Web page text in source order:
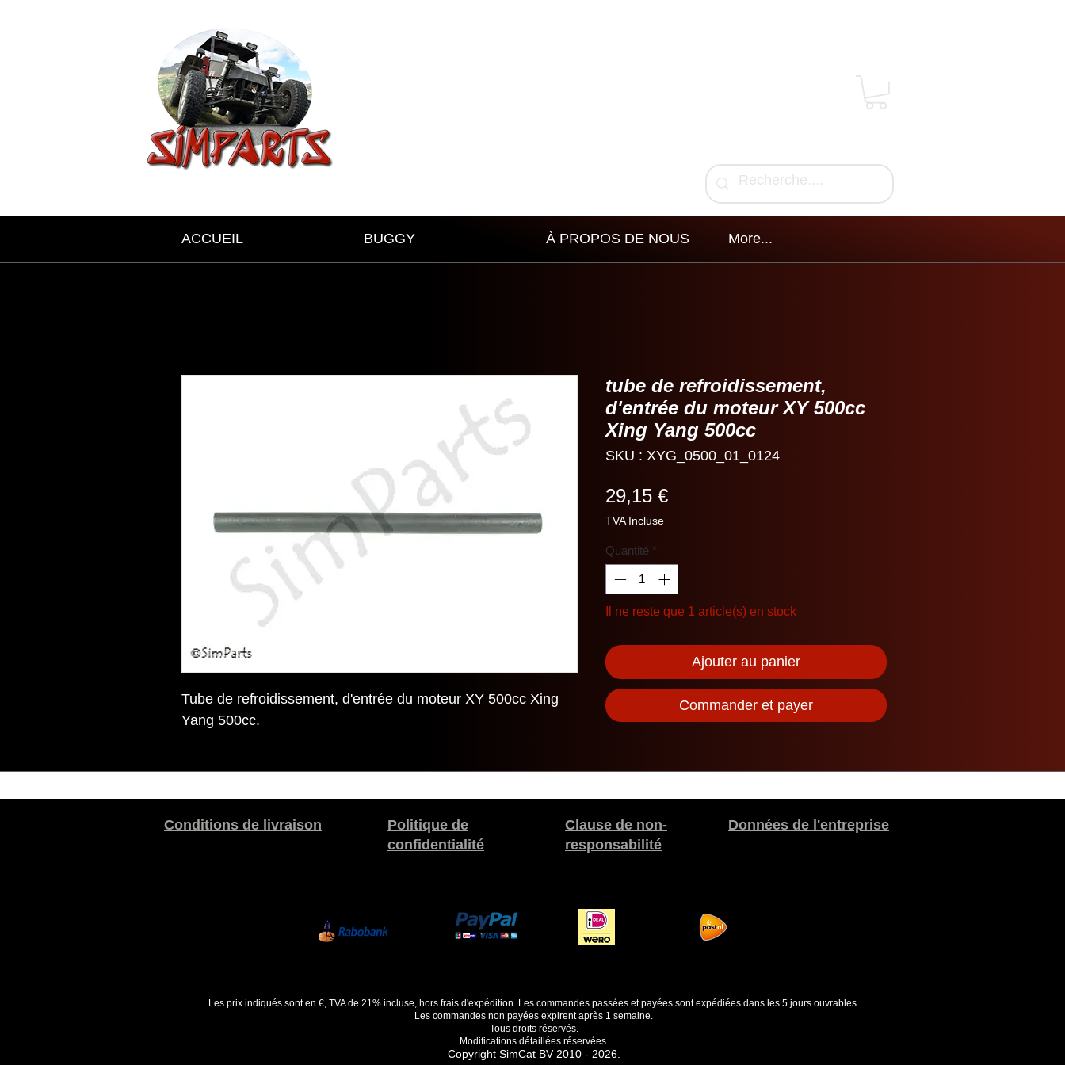
ACCUEIL BUGGY À PROPOS DE NOUS More...
Tube de refroidissement, d'entrée du moteur XY 500cc Xing
Yang 500cc.
tube de refroidissement,
d'entrée du moteur XY 500cc
Xing Yang 500cc
SKU : XYG_0500_01_0124
29,15 €Prix
TVA Incluse
Quantité *
Il ne reste que 1 article(s) en stock
Ajouter au panier
Commander et payer
Conditions de livraison
Politique de
confidentialité
Clause de non-
responsabilité
Données de l'entreprise
Les prix indiqués sont en €, TVA de 21% incluse, hors frais d'expédition. Les commandes passées et payées sont expédiées dans les 5 jours ouvrables.
Les commandes non payées expirent après 1 semaine.
Tous droits réservés.
Modifications détaillées réservées.
Copyright SimCat BV 2010 - 2026.